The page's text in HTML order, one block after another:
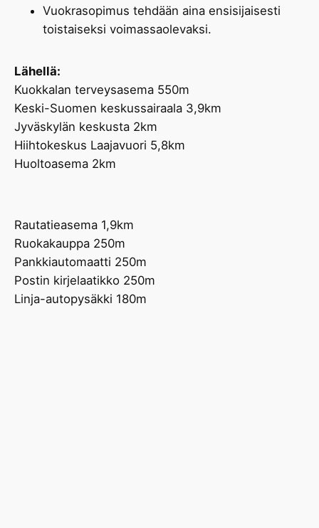
Vuokrasopimus tehdään aina ensisijaisesti
toistaiseksi voimassaolevaksi.
Lähellä:
Kuokkalan terveysasema 550m
Keski-Suomen keskussairaala 3,9km
Jyväskylän keskusta 2km
Hiihtokeskus Laajavuori 5,8km
Huoltoasema 2km
Rautatieasema 1,9km
Ruokakauppa 250m
Pankkiautomaatti 250m
Postin kirjelaatikko 250m
Linja-autopysäkki 180m